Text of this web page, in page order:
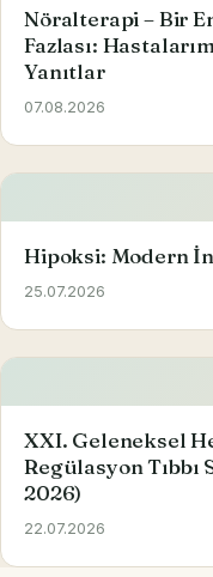
Nöralterapi – Bir
Fazlası:
Yanıtlar
07.08.2026
Hipoksi: Modern
25.07.2026
XXI. Geleneksel
Regülasyon Tıbbı
2026)
22.07.2026